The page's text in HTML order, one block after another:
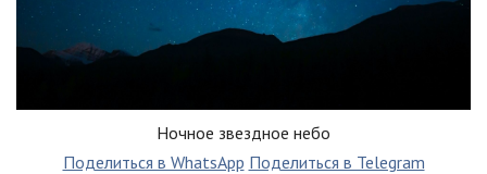
Ночное звездное небо
Поделиться в WhatsApp Поделиться в Telegram